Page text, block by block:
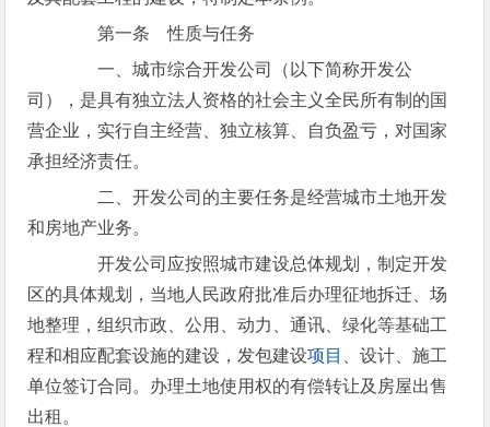
第一条 性质与任务
一、城市综合开发公司（以下简称开发公
司），是具有独立法人资格的社会主义全民所有制的国
营企业，实行自主经营、独立核算、自负盈亏，对国家
承担经济责任。
二、开发公司的主要任务是经营城市土地开发
和房地产业务。
开发公司应按照城市建设总体规划，制定开发
区的具体规划，当地人民政府批准后办理征地拆迁、场
地整理，组织市政、公用、动力、通讯、绿化等基础工
程和相应配套设施的建设，发包建设项目
、设计、施工
单位签订合同。办理土地使用权的有偿转让及房屋出售
出租。